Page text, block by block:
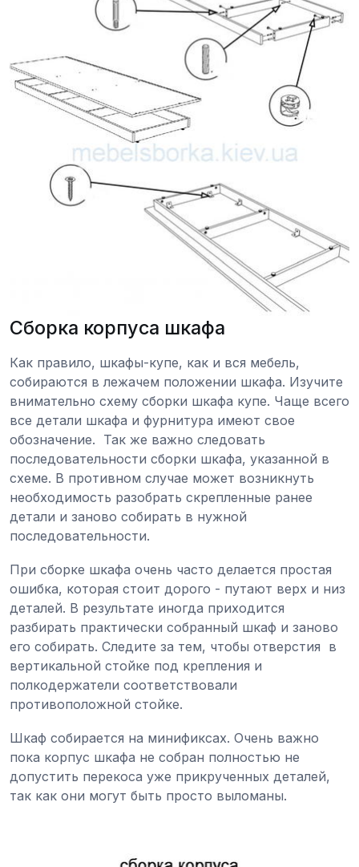
Сборка корпуса шкафа
Как правило, шкафы-купе, как и вся мебель,
собираются в лежачем положении шкафа. Изучите
внимательно схему сборки шкафа купе. Чаще всего
все детали шкафа и фурнитура имеют свое
обозначение. Так же важно следовать
последовательности сборки шкафа, указанной в
схеме. В противном случае может возникнуть
необходимость разобрать скрепленные ранее
детали и заново собирать в нужной
последовательности.
При сборке шкафа очень часто делается простая
ошибка, которая стоит дорого - путают верх и низ
деталей. В результате иногда приходится
разбирать практически собранный шкаф и заново
его собирать. Следите за тем, чтобы отверстия в
вертикальной стойке под крепления и
полкодержатели соответствовали
противоположной стойке.
Шкаф собирается на минификсах. Очень важно
пока корпус шкафа не собран полностью не
допустить перекоса уже прикрученных деталей,
так как они могут быть просто выломаны.